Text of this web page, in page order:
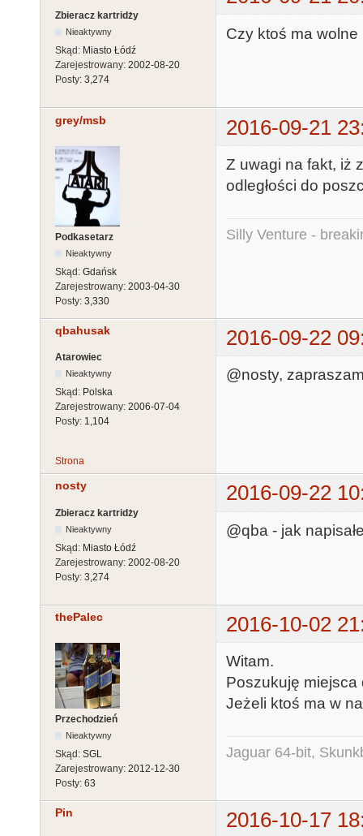
Zbieracz kartridży
Nieaktywny
Skąd: Miasto Łódź
Zarejestrowany: 2002-08-20
Posty: 3,274
Czy ktoś ma
grey/msb 2016-09-21
Podkasetarz
Nieaktywny
Skąd: Gdańsk
Zarejestrowany: 2003-04-30
Posty: 3,330
Z uwagi na fakt, iż
odległości do
Silly Venture -
qbahusak 2016-09-22
Atarowiec
Nieaktywny
Skąd: Polska
Zarejestrowany: 2006-07-04
Posty: 1,104
@nosty,
Strona
nosty 2016-09-22
Zbieracz kartridży
Nieaktywny
Skąd: Miasto Łódź
Zarejestrowany: 2002-08-20
Posty: 3,274
@qba - jak
thePalec 2016-10-02
Przechodzień
Nieaktywny
Skąd: SGL
Zarejestrowany: 2012-12-30
Posty: 63
Witam.
Poszukuję miejsca
Jeżeli ktoś ma w
Jaguar 64-bit,
Pin
2016-10-17